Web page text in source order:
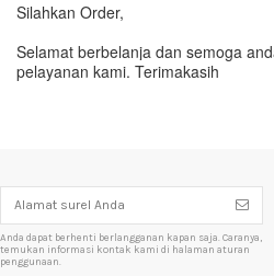
Silahkan Order,
Selamat berbelanja dan semoga
pelayanan kami. Terimakasih
Anda dapat berhenti berlangganan kapan saja. Caranya,
temukan informasi kontak kami di halaman aturan
penggunaan.